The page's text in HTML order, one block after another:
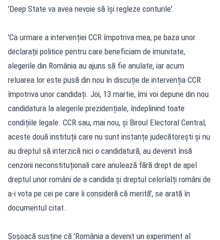
'Deep State va avea nevoie să își regleze conturile'.
'Ca urmare a intervenției CCR împotriva mea, pe baza unor
declarații politice pentru care beneficiam de imunitate,
alegerile din România au ajuns să fie anulate, iar acum
reluarea lor este pusă din nou în discuție de intervenția CCR
împotriva unor candidați. Joi, 13 martie, îmi voi depune din nou
candidatura la alegerile prezidențiale, îndeplinind toate
condițiile legale. CCR sau, mai nou, și Biroul Electoral Central,
aceste două instituții care nu sunt instanțe judecătorești și nu
au dreptul să interzică nici o candidatură, au devenit însă
cenzorii neconstituționali care anulează fără drept de apel
dreptul unor români de a candida și dreptul celorlalți români de
a-i vota pe cei pe care îi consideră că merită', se arată în
documentul citat.
Șoșoacă susține că 'România a devenit un experiment al